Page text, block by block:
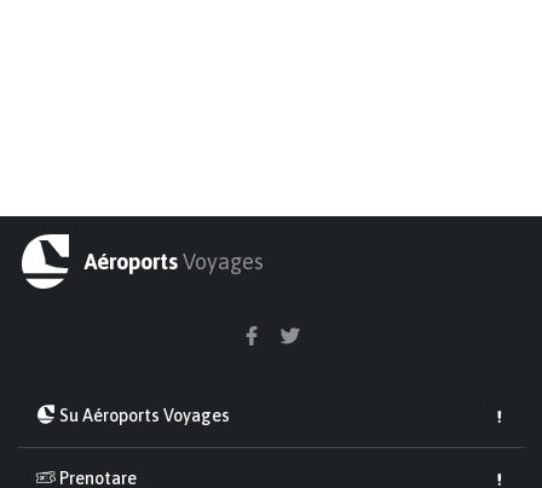
AéroportsVoyages
Su Aéroports Voyages
Prenotare